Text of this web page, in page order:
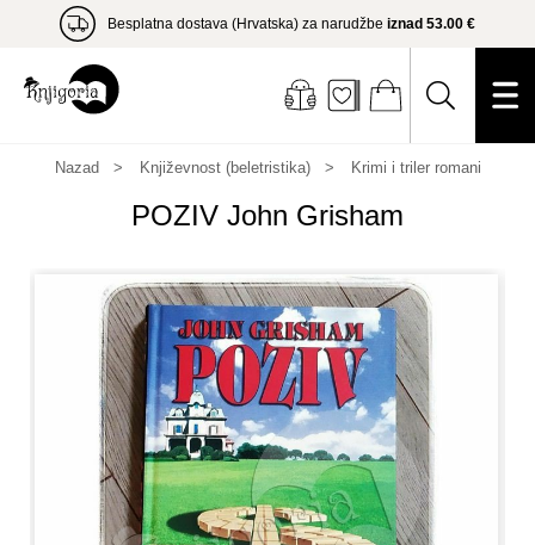
Besplatna dostava (Hrvatska) za narudžbe iznad 53.00 €
Nazad Književnost (beletristika) Krimi i triler romani
POZIV John Grisham